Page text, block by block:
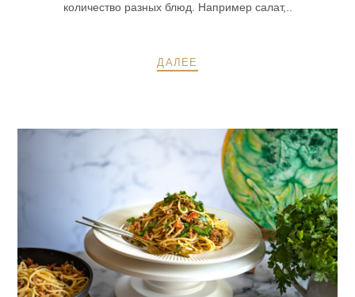
количество разных блюд. Например салат,..
ДАЛЕЕ